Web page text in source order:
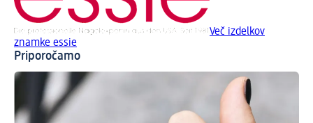
Več izdelkov
znamke essie
Priporočamo